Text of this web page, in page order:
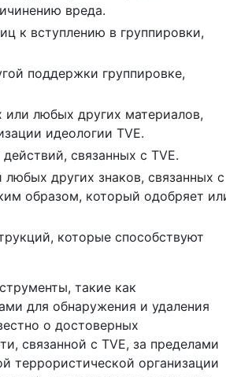
вреда.
к вступлению в группировки,
поддержки группировке,
или любых других материалов,
идеологии TVE.
связанных с TVE.
других знаков, связанных с
образом, который одобряет
которые способствуют
такие как
для обнаружения и удаления
о достоверных
связанной с TVE, за пределами
террористической организации